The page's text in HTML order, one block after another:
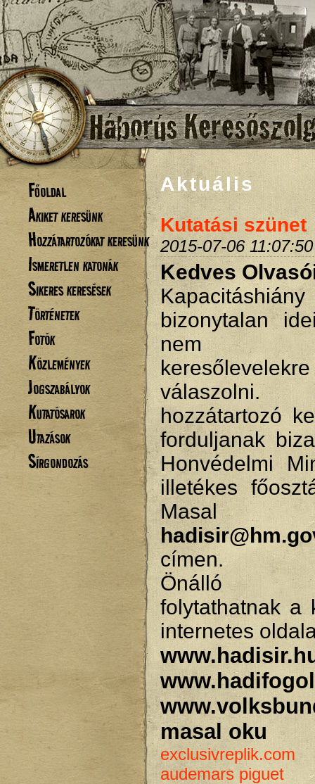
Főoldal
Akiket keresünk
Hozzátartozókat keresünk
Ismeretlen katonák
Sikeres keresések
Történetek
Fotók
Közlemények
Jogszabályok
Kutatósarok
Utazások
Sírgondozás
Aktuális
Kutatási szünet
2015-07-06 11:07:50
Kedves
bizonytalan
nem
keresőlevelekre
válaszolni.
hozzátartozó
forduljanak
Honvédelmi
illetékes
Masal
címen.
Önálló
folytathatnak a
internetes
masal oku
exclusivreplik.com
audemars piguet